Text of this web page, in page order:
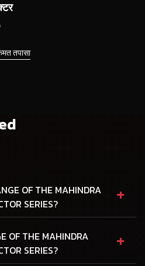
तपासा
OF THE MAHINDRA
SERIES?
+
OF THE MAHINDRA
SERIES?
+